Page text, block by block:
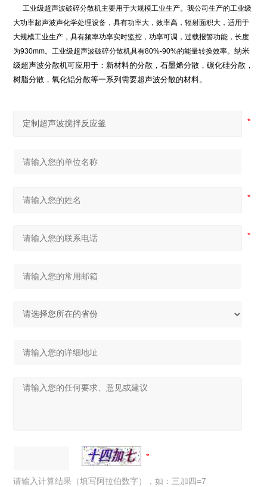
工业级超声波破碎分散机主要用于大规模工业生产。我公司生产的工业级
大功率超声波声化学处理设备，具有功率大，效率高，辐射面积大，适用于
大规模工业生产，具有频率功率实时监控，功率可调，过载报警功能，长度
为930mm。工业级超声波破碎分散机具有80%-90%的能量转换效率。纳米
级超声波分散机可应用于：新材料的分散，石墨烯分散，碳化硅分散，
树脂分散，氧化铝分散等一系列需要超声波分散的材料。
请输入计算结果（填写阿拉伯数字），如：三加四=7